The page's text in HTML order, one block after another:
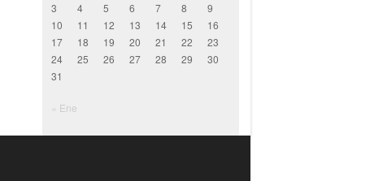
3
4 5 6 7 8
9
10
11 12 13 14 15
16
17
18 19 20 21 22
23
24
25 26 27 28 29
30
31
« Ene